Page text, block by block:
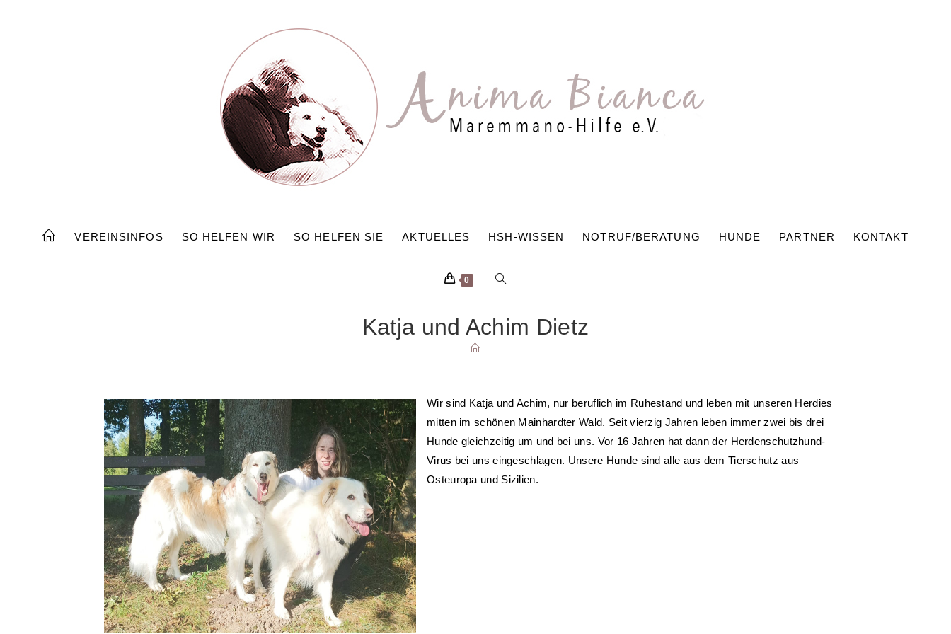
VEREINSINFOS SO HELFEN WIR SO HELFEN SIE AKTUELLES HSH-WISSEN NOTRUF/BERATUNG HUNDE PARTNER KONTAKT
0 WEBSITE-
SUCHE
Katja und Achim Dietz
Wir sind Katja und Achim, nur beruflich im Ruhestand und leben mit unseren Herdies
mitten im schönen Mainhardter Wald. Seit vierzig Jahren leben immer zwei bis drei
Hunde gleichzeitig um und bei uns. Vor 16 Jahren hat dann der Herdenschutzhund-
Virus bei uns eingeschlagen. Unsere Hunde sind alle aus dem Tierschutz aus
Osteuropa und Sizilien.